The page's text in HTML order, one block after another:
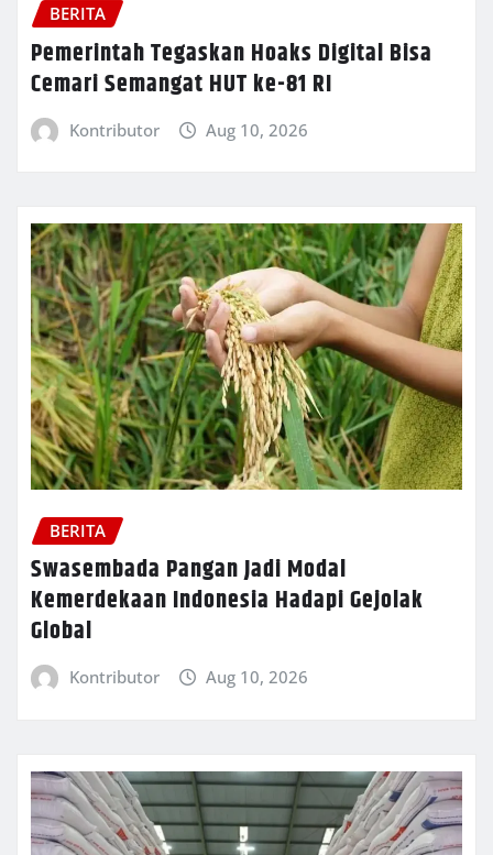
BERITA
Pemerintah Tegaskan Hoaks Digital Bisa
Cemari Semangat HUT ke-81 RI
Kontributor Aug 10, 2026
BERITA
Swasembada Pangan Jadi Modal
Kemerdekaan Indonesia Hadapi Gejolak
Global
Kontributor Aug 10, 2026